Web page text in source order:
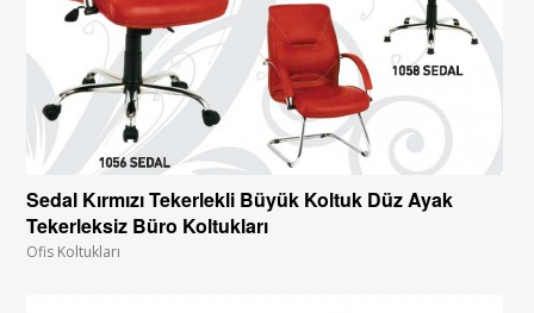
Sedal Kırmızı Tekerlekli Büyük Koltuk Düz Ayak
Tekerleksiz Büro Koltukları
Ofis Koltukları